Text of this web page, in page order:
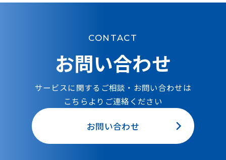
CONTACT
お問い合わせ
サービスに関するご相談・お問い合わせは
こちらよりご連絡ください
お問い合わせ